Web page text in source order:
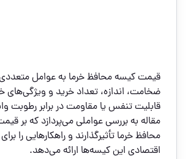
قیمت کیسه محافظ خرما به عوامل
ضخامت، اندازه، تعداد خرید و ویژگی‌های
قابلیت تنفس یا مقاومت در برابر رطوبت
مقاله به بررسی عواملی می‌پردازد که بر
محافظ خرما تأثیرگذارند و راهکارهایی را
اقتصادی این کیسه‌ها ارائه می‌دهد.